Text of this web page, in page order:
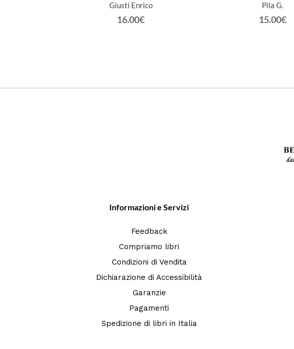
Giusti Enrico
16.00€
Pila G.
15.00€
Informazioni e Servizi
Feedback
Compriamo libri
Condizioni di Vendita
Dichiarazione di Accessibilità
Garanzie
Pagamenti
Spedizione di libri in Italia